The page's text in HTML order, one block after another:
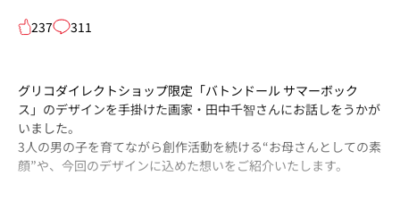
237 311
グリコダイレクトショップ限定「バトンドール サマーボック
ス」のデザインを手掛けた画家・田中千智さんにお話しをうかが
いました。
3人の男の子を育てながら創作活動を続ける“お母さんとしての素
顔”や、今回のデザインに込めた想いをご紹介いたします。